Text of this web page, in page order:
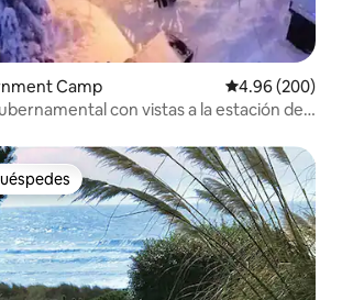
Camp Calificación
4.96 (200)
con vistas a la estación de